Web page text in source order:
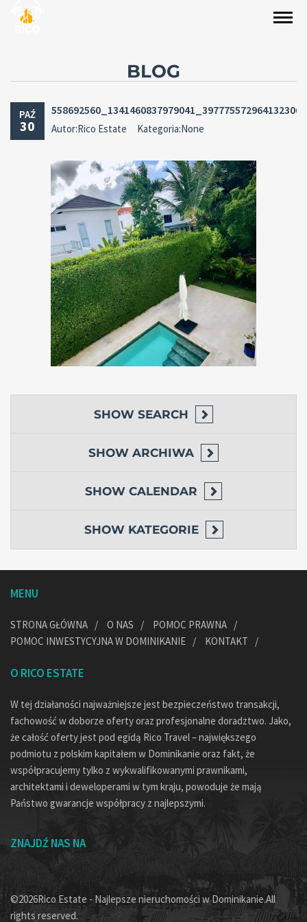
BLOG
PAŹ
30 Autor:Rico Estate Kategoria:None
SHOW SEARCH
SHOW ARCHIWA
SHOW CALENDAR
SHOW KATEGORIE
MENU
STRONA GŁÓWNA O NAS
POMOC PRAWNA
POMOC INWESTYCYJNA W DOMINIKANIE
KONTAKT
O RICO ESTATE
W tej działaności najważniejsze jest bezpieczeństwo transakcji,
fachowość w doborze oferty oraz profesjonalne doradztwo. Jako,
że całość oferty jest pod egidą Rico Travel – największego
podmiotu z polskim kapitałem w Dominikanie oraz fakt, że
współpracujemy tylko z wykwalifikowanymi prawnikami,
architektami i deweloperami w tym kraju, powoduje że mają
Państwo gwarancje współpracy z najlepszymi.
ZNAJDŹ NAS NA
©2026Rico Estate - Najlepsze nieruchomości w Dominikanie.All
rights reserved.